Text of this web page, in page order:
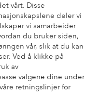
vårt. Disse
deler vi
vi samarbeider
du bruker siden,
vår, slik at du kan
Ved å klikke på
av
valgene dine under
retningslinjer for
elpy
land
Pinterest Youtube